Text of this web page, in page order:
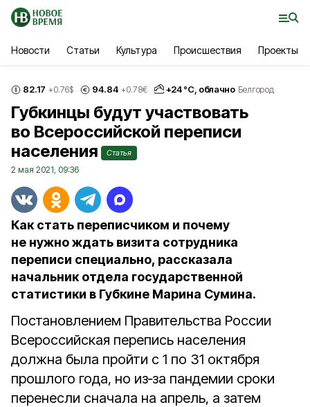
Новости Статьи Культура Происшествия Проекты
82.17 +0.76$ 94.84 +0.78€ +24°С, облачно Белгород
Губкинцы будут участвовать
во Всероссийской переписи
населения
Статья
2 мая 2021, 09:36
Как стать переписчиком и почему
не нужно ждать визита сотрудника
переписи специально, рассказала
начальник отдела государственной
статистики в Губкине Марина Сумина.
Постановлением Правительства России
Всероссийская перепись населения
должна была пройти с 1 по 31 октября
прошлого года, но из‑за пандемии сроки
перенесли сначала на апрель, а затем